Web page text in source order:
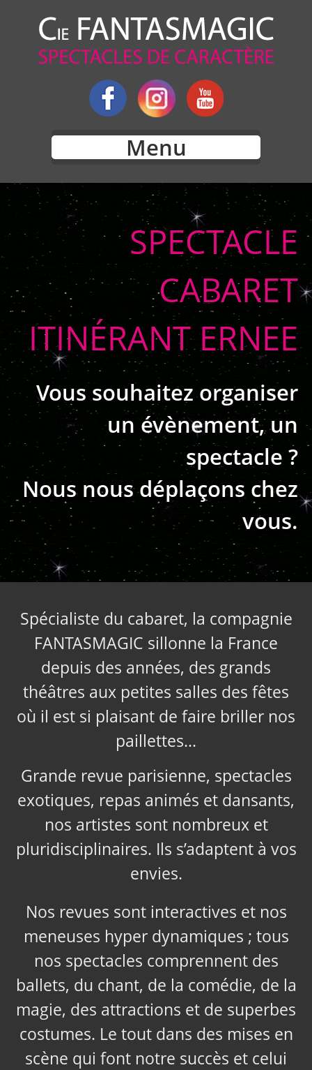
Menu
SPECTACLE
CABARET
ITINÉRANT ERNEE
Vous souhaitez organiser
un évènement, un
spectacle ?
Nous nous déplaçons chez
vous.
Spécialiste du cabaret, la compagnie
FANTASMAGIC sillonne la France
depuis des années, des grands
théâtres aux petites salles des fêtes
où il est si plaisant de faire briller nos
paillettes…
Grande revue parisienne, spectacles
exotiques, repas animés et dansants,
nos artistes sont nombreux et
pluridisciplinaires. Ils s’adaptent à vos
envies.
Nos revues sont interactives et nos
meneuses hyper dynamiques ; tous
nos spectacles comprennent des
ballets, du chant, de la comédie, de la
magie, des attractions et de superbes
costumes. Le tout dans des mises en
scène qui font notre succès et celui